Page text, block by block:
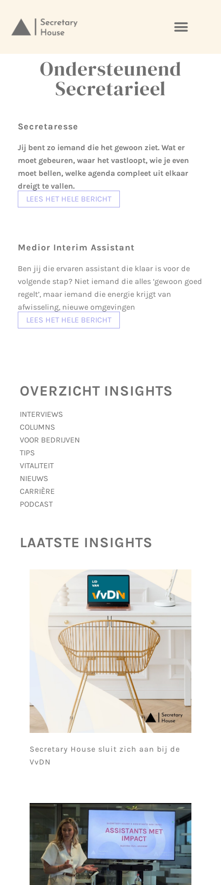
Ga
Ondersteunend
Secretarieel
Secretaresse
Jij bent zo iemand die het gewoon ziet. Wat er
moet gebeuren, waar het vastloopt, wie je even
moet bellen, welke agenda compleet uit elkaar
dreigt te vallen.
LEES HET HELE BERICHT
Medior Interim Assistant
Ben jij die ervaren assistant die klaar is voor de
volgende stap? Niet iemand die alles ‘gewoon goed
regelt’, maar iemand die energie krijgt van
afwisseling, nieuwe omgevingen
LEES HET HELE BERICHT
OVERZICHT INSIGHTS
INTERVIEWS
COLUMNS
VOOR BEDRIJVEN
TIPS
VITALITEIT
NIEUWS
CARRIÈRE
PODCAST
LAATSTE INSIGHTS
Secretary House sluit zich aan bij de
VvDN